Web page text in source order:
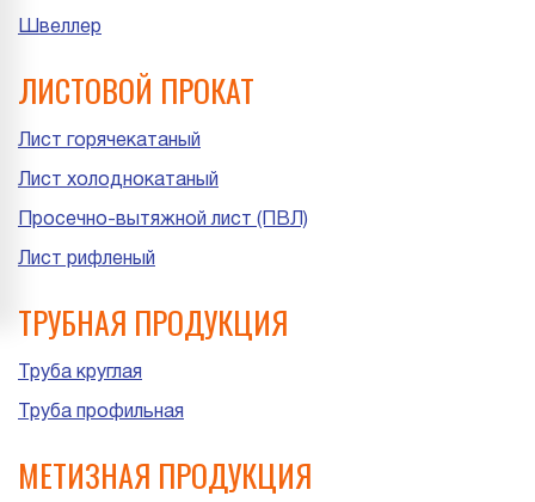
Швеллер
ЛИСТОВОЙ ПРОКАТ
Лист горячекатаный
Лист холоднокатаный
Просечно-вытяжной лист (ПВЛ)
Лист рифленый
ТРУБНАЯ ПРОДУКЦИЯ
Труба круглая
Труба профильная
МЕТИЗНАЯ ПРОДУКЦИЯ